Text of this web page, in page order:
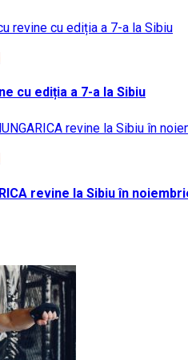
cu ediția a 7-a la Sibiu
revine la Sibiu în